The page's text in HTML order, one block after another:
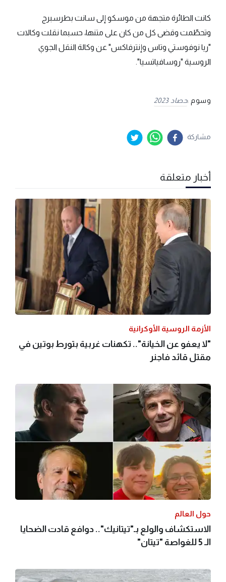
كانت الطائرة متجهة من موسكو إلى سانت بطرسبرج
وتحطّمت وقضى كل من كان على متنها، حسبما نقلت وكالات
"ريا نوفوستي وتاس وإنترفاكس" عن وكالة النقل الجوي
الروسية "روسافياتسيا".
وسوم :حصاد 2023
مشاركة
أخبار متعلقة
الأزمة الروسية الأوكرانية
"لا يعفو عن الخيانة".. تكهنات غربية بتورط بوتين في
مقتل قائد فاجنر
حول العالم
الاستكشاف والولع بـ"تيتانيك".. دوافع قادت الضحايا
الـ 5 للغواصة "تيتان"